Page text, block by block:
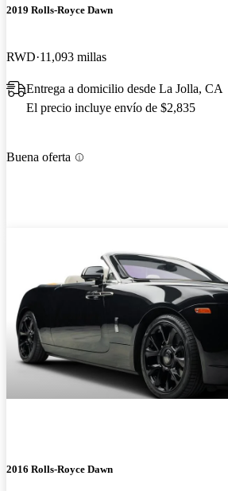
2019 Rolls-Royce Dawn
RWD 11,093 millas
Entrega a domicilio desde La Jolla, CA
El precio incluye envío de $2,835
Buena oferta
2016 Rolls-Royce Dawn